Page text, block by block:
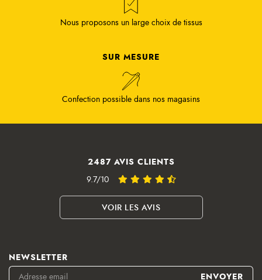
Nous proposons un large choix de tissus
SUR MESURE
Confection possible dans nos magasins
2487 AVIS CLIENTS
9.7/10
VOIR LES AVIS
NEWSLETTER